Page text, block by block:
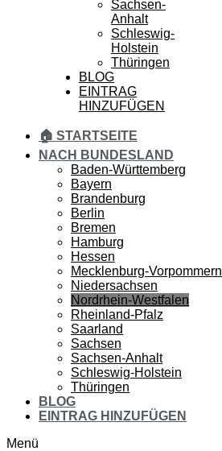
Sachsen-
Anhalt
Schleswig-
Holstein
Thüringen
BLOG
EINTRAG
HINZUFÜGEN
🏠 STARTSEITE
NACH BUNDESLAND
Baden-Württemberg
Bayern
Brandenburg
Berlin
Bremen
Hamburg
Hessen
Mecklenburg-Vorpommern
Niedersachsen
Nordrhein-Westfalen
Rheinland-Pfalz
Saarland
Sachsen
Sachsen-Anhalt
Schleswig-Holstein
Thüringen
BLOG
EINTRAG HINZUFÜGEN
Menü